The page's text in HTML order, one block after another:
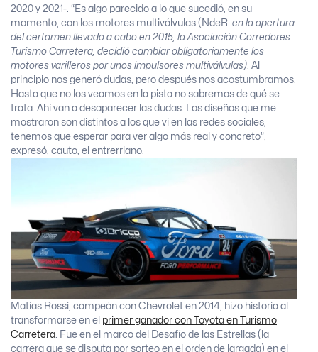
2020 y 2021-. “Es algo parecido a lo que sucedió, en su
momento, con los motores multiválvulas (NdeR: en la apertura
del certamen llevado a cabo en 2015, la Asociación Corredores
Turismo Carretera, decidió cambiar obligatoriamente los
motores varilleros por unos impulsores multiválvulas) . Al
principio nos generó dudas, pero después nos acostumbramos.
Hasta que no los veamos en la pista no sabremos de qué se
trata. Ahí van a desaparecer las dudas. Los diseños que me
mostraron son distintos a los que vi en las redes sociales,
tenemos que esperar para ver algo más real y concreto”,
expresó, cauto, el entrerriano.
Matías Rossi, campeón con Chevrolet en 2014, hizo historia al
transformarse en el primer ganador con Toyota en Turismo
Carretera . Fue en el marco del Desafío de las Estrellas (la
carrera que se disputa por sorteo en el orden de largada) en el